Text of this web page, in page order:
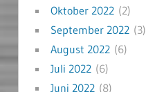
Oktober 2022(2)
September 2022(3)
August 2022(6)
Juli 2022(6)
Juni 2022(8)